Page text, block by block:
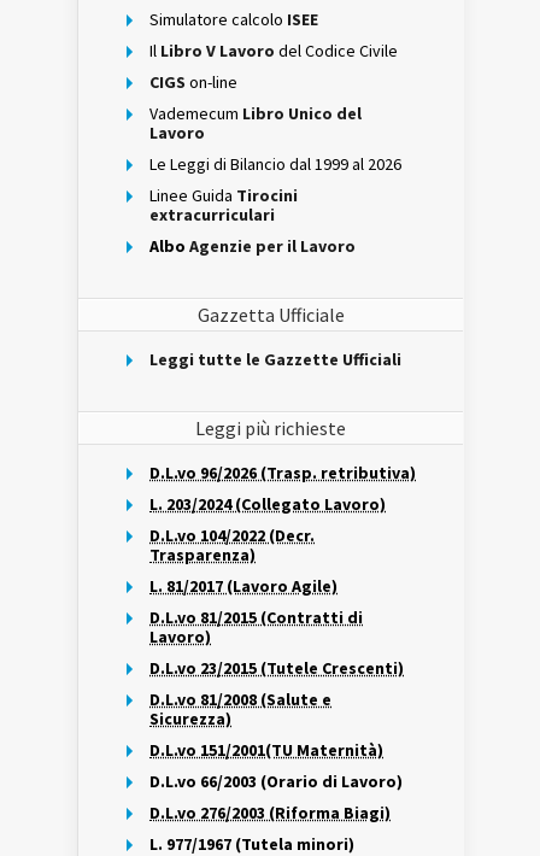
Simulatore calcolo ISEE
Il Libro V Lavoro del Codice Civile
CIGS on-line
Vademecum Libro Unico del
Lavoro
Le Leggi di Bilancio dal 1999 al 2026
Linee Guida Tirocini
extracurriculari
Albo Agenzie per il Lavoro
Gazzetta Ufficiale
Leggi tutte le Gazzette Ufficiali
Leggi più richieste
D.L.vo 96/2026 (Trasp. retributiva)
L. 203/2024 (Collegato Lavoro)
D.L.vo 104/2022 (Decr.
Trasparenza)
L. 81/2017 (Lavoro Agile)
D.L.vo 81/2015 (Contratti di
Lavoro)
D.L.vo 23/2015 (Tutele Crescenti)
D.L.vo 81/2008 (Salute e
Sicurezza)
D.L.vo 151/2001(TU Maternità)
D.L.vo 66/2003 (Orario di Lavoro)
D.L.vo 276/2003 (Riforma Biagi)
L. 977/1967 (Tutela minori)